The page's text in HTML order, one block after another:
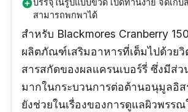
add_circleบรรจุในรูปแบบขวด เปิดทานง่าย จัดเก็บ
สามารถพกพาได้
สำหรับ Blackmores Cranberry
ผลิตภัณฑ์เสริมอาหารที่เต็มไปด้วย
สารสกัดของผลแครนเบอร์รี่ ซึ่งมีส่ว
มากในกระบวนการต่อต้านอนุมูลอิ
ยังช่วยในเรื่องของการดูแลผิวพรรณ